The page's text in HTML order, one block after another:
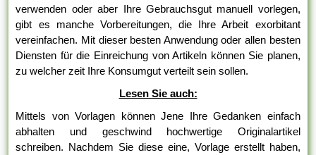
verwenden oder aber Ihre Gebrauchsgut manuell vorlegen,
gibt es manche Vorbereitungen, die Ihre Arbeit exorbitant
vereinfachen. Mit dieser besten Anwendung oder allen besten
Diensten für die Einreichung von Artikeln können Sie planen,
zu welcher zeit Ihre Konsumgut verteilt sein sollen.
Lesen Sie auch:
Mittels von Vorlagen können Jene Ihre Gedanken einfach
abhalten und geschwind hochwertige Originalartikel
schreiben. Nachdem Sie diese eine, Vorlage erstellt haben,